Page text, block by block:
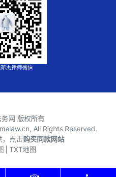
杰律师微信
网 版权所有
All Rights Reserved.
，点击购买同款网站
TXT地图